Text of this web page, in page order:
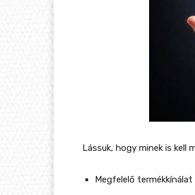
Lássuk, hogy minek is kell
Megfelelő